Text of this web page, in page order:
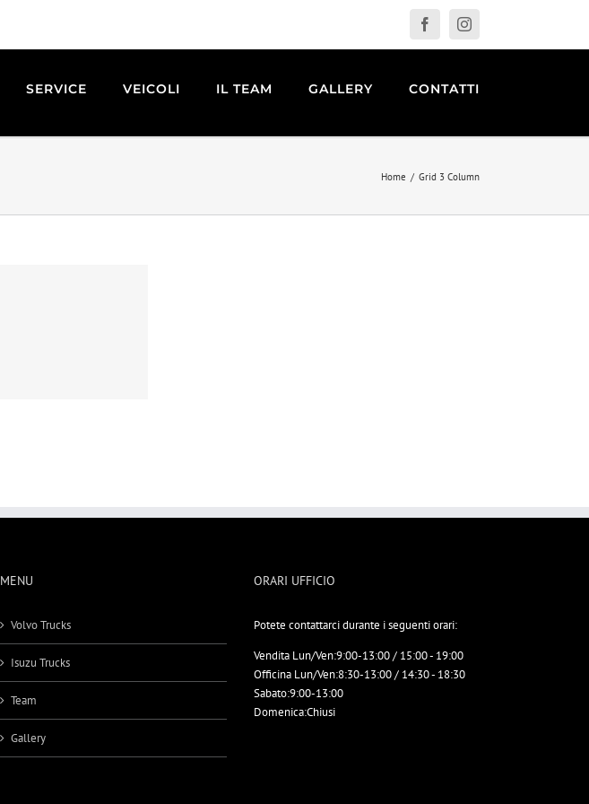
FacebookInstagram
SERVICE VEICOLI IL TEAM GALLERY CONTATTI
Home Grid 3 Column
MENU
Volvo Trucks
Isuzu Trucks
Team
Gallery
ORARI UFFICIO
Potete contattarci durante i seguenti orari:
Vendita Lun/Ven:9:00-13:00 / 15:00 - 19:00
Officina Lun/Ven:8:30-13:00 / 14:30 - 18:30
Sabato:9:00-13:00
Domenica:Chiusi